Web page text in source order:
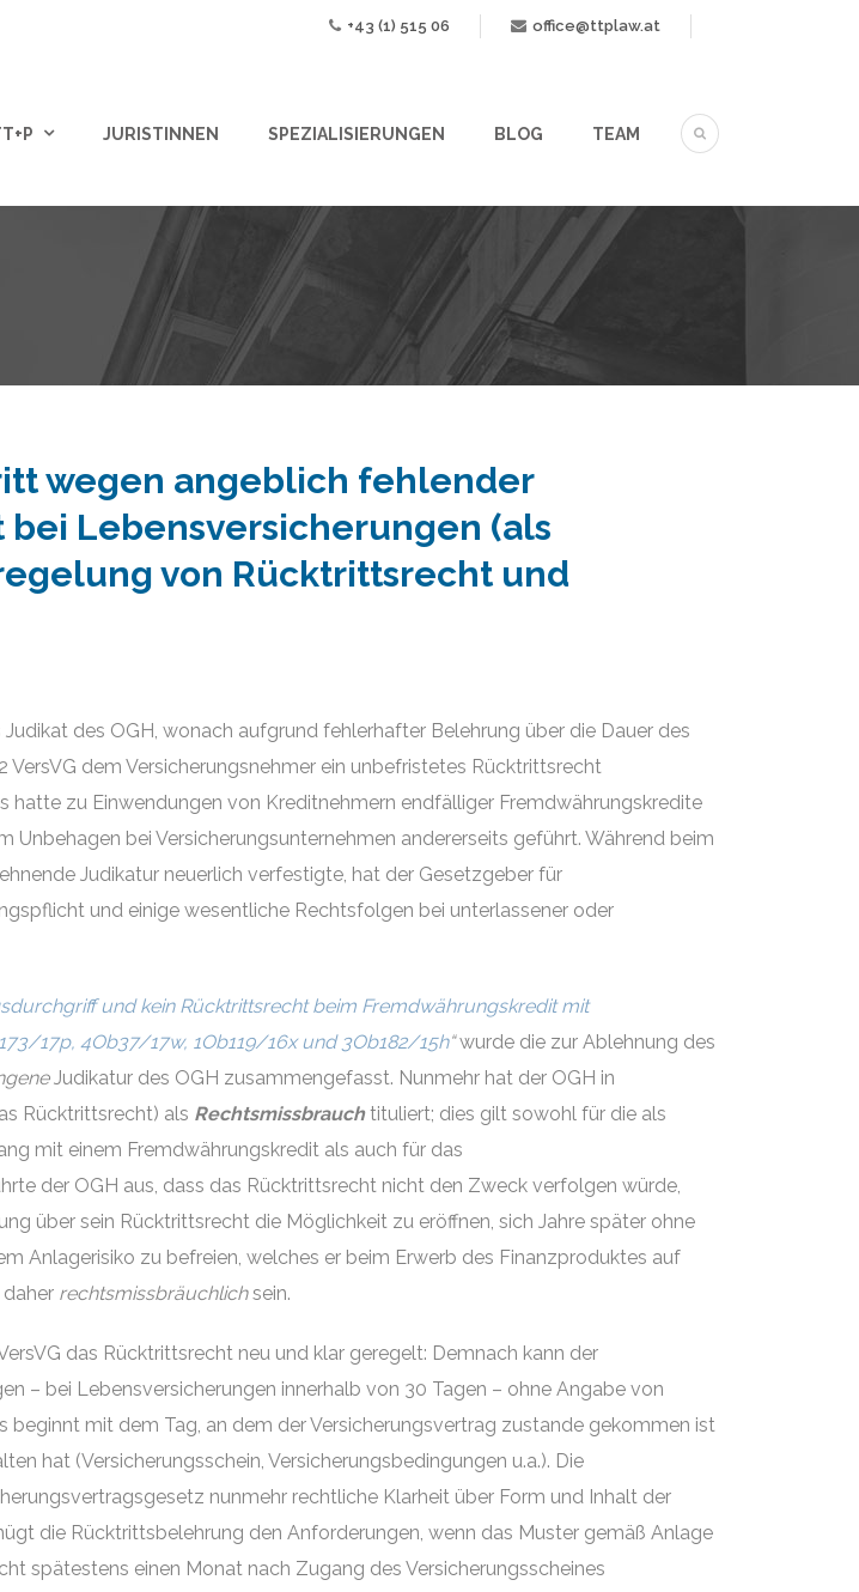
+43 (1) 515 06 office@ttplaw.at
JURISTINNEN SPEZIALISIERUNGEN BLOG TEAM
wegen angeblich fehlender
Lebensversicherungen (als
von Rücktrittsrecht und
des OGH, wonach aufgrund fehlerhafter Belehrung über die Dauer des
dem Versicherungsnehmer ein unbefristetes Rücktrittsrecht
hatte zu Einwendungen von Kreditnehmern endfälliger Fremdwährungskredite
bei Versicherungsunternehmen andererseits geführt. Während beim
Judikatur neuerlich verfestigte, hat der Gesetzgeber für
und einige wesentliche Rechtsfolgen bei unterlassener oder
und kein Rücktrittsrecht beim Fremdwährungskredit mit
17p, 4Ob37/17w, 1Ob119/16x und 3Ob182/15h“wurde die zur Ablehnung des
Judikatur des OGH zusammengefasst. Nunmehr hat der OGH in
Rücktrittsrecht) als Rechtsmissbrauchtituliert; dies gilt sowohl für die als
mit einem Fremdwährungskredit als auch für das
der OGH aus, dass das Rücktrittsrecht nicht den Zweck verfolgen würde,
über sein Rücktrittsrecht die Möglichkeit zu eröffnen, sich Jahre später ohne
Anlagerisiko zu befreien, welches er beim Erwerb des Finanzproduktes auf
rechtsmissbräuchlichsein.
das Rücktrittsrecht neu und klar geregelt: Demnach kann der
– bei Lebensversicherungen innerhalb von 30 Tagen – ohne Angabe von
mit dem Tag, an dem der Versicherungsvertrag zustande gekommen ist
hat (Versicherungsschein, Versicherungsbedingungen u.a.). Die
nunmehr rechtliche Klarheit über Form und Inhalt der
die Rücktrittsbelehrung den Anforderungen, wenn das Muster gemäß Anlage
spätestens einen Monat nach Zugang des Versicherungsscheines